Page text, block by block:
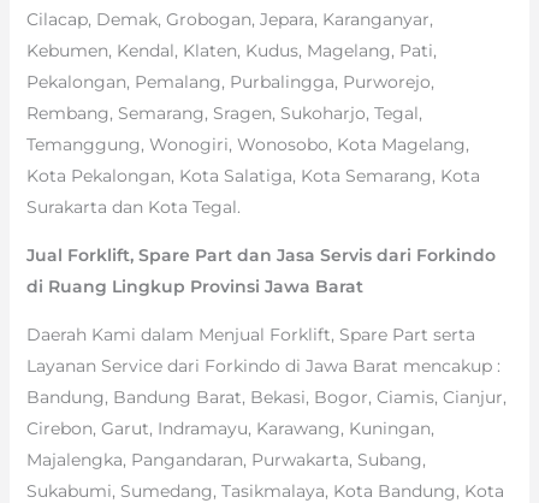
Cilacap, Demak, Grobogan, Jepara, Karanganyar,
Kebumen, Kendal, Klaten, Kudus, Magelang, Pati,
Pekalongan, Pemalang, Purbalingga, Purworejo,
Rembang, Semarang, Sragen, Sukoharjo, Tegal,
Temanggung, Wonogiri, Wonosobo, Kota Magelang,
Kota Pekalongan, Kota Salatiga, Kota Semarang, Kota
Surakarta dan Kota Tegal.
Jual Forklift, Spare Part dan Jasa Servis dari Forkindo
di Ruang Lingkup Provinsi Jawa Barat
Daerah Kami dalam Menjual Forklift, Spare Part serta
Layanan Service dari Forkindo di Jawa Barat mencakup :
Bandung, Bandung Barat, Bekasi, Bogor, Ciamis, Cianjur,
Cirebon, Garut, Indramayu, Karawang, Kuningan,
Majalengka, Pangandaran, Purwakarta, Subang,
Sukabumi, Sumedang, Tasikmalaya, Kota Bandung, Kota